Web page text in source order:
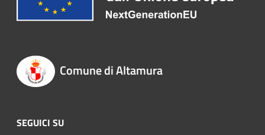
Comune di Altamura
SEGUICI SU